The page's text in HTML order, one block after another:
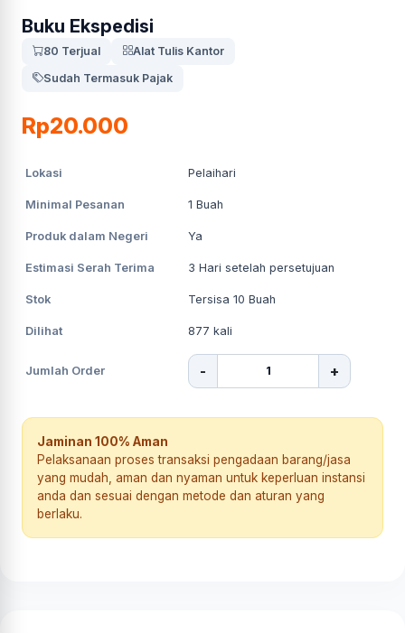
Buku Ekspedisi
80 Terjual
Alat Tulis Kantor
Sudah Termasuk Pajak
Rp20.000
Lokasi Pelaihari
Minimal Pesanan 1 Buah
Produk dalam Negeri Ya
Estimasi Serah Terima 3 Hari setelah persetujuan
Stok Tersisa 10 Buah
Dilihat 877 kali
Jumlah Order - +
Jaminan 100% Aman
Pelaksanaan proses transaksi pengadaan barang/jasa
yang mudah, aman dan nyaman untuk keperluan instansi
anda dan sesuai dengan metode dan aturan yang
berlaku.